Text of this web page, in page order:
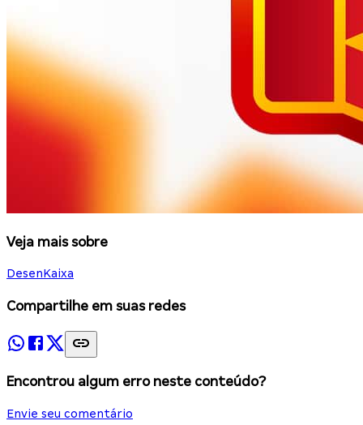
Veja mais sobre
DesenKaixa
Compartilhe em suas redes
Encontrou algum erro neste conteúdo?
Envie seu comentário